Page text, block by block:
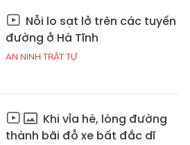
Nỗi lo sạt lở trên các tuyến
đường ở Hà Tĩnh
AN NINH TRẬT TỰ
Khi vỉa hè, lòng đường
thành bãi đỗ xe bất đắc dĩ